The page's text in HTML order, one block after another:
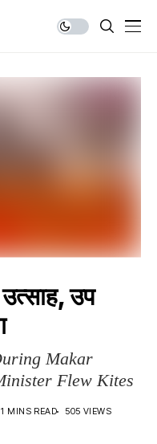
उप
Makar
Flew Kites
1 MINS READ 505 VIEWS